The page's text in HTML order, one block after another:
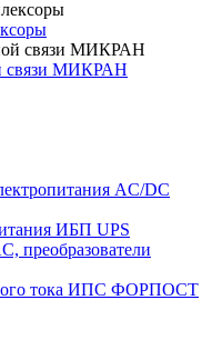
связи МИКРАН
AC/DC
ИБП UPS
преобразователи
тока ИПС ФОРПОСТ